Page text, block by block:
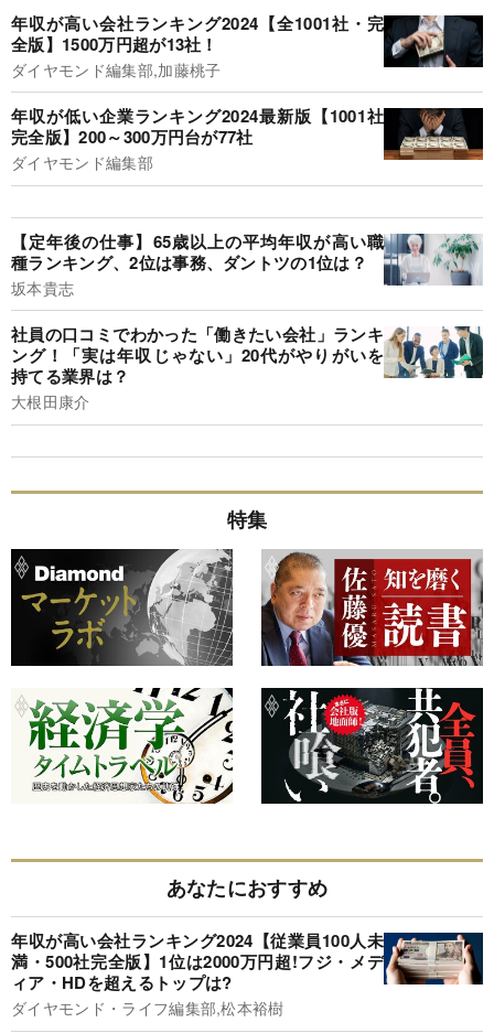
年収が高い会社ランキング2024【全1001社・完
全版】1500万円超が13社！
ダイヤモンド編集部,加藤桃子
年収が低い企業ランキング2024最新版【1001社
完全版】200～300万円台が77社
ダイヤモンド編集部
【定年後の仕事】65歳以上の平均年収が高い職
種ランキング、2位は事務、ダントツの1位は？
坂本貴志
社員の口コミでわかった「働きたい会社」ランキ
ング！「実は年収じゃない」20代がやりがいを
持てる業界は？
大根田康介
特集
あなたにおすすめ
年収が高い会社ランキング2024【従業員100人未
満・500社完全版】1位は2000万円超!フジ・メデ
ィア・HDを超えるトップは?
ダイヤモンド・ライフ編集部,松本裕樹